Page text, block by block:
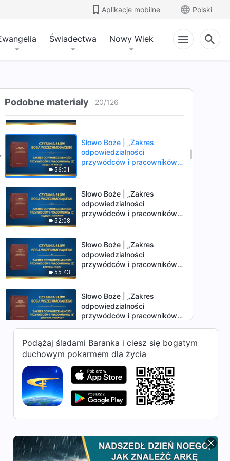
Aplikacje mobilne Polski
Świadectwa Nowy Wiek
Podobne materiały 20/126
przywódców i pracowników
Słowo Boże | „Zakres
odpowiedzialności
51:51
Słowo Boże | „Zakres
odpowiedzialności
56:01
Słowo Boże | „Zakres
odpowiedzialności
przywódców i pracowników
52:08
Słowo Boże | „Zakres
odpowiedzialności
przywódców i pracowników
55:43
Słowo Boże | „Zakres
odpowiedzialności
przywódców i pracowników
Słowo Boże | „Zakres
odpowiedzialności
przywódców i pracowników
32:07
Słowo Boże | „Zakres
odpowiedzialności
przywódców i pracowników
(6)” (Rozdział drugi)
Słowo Boże | „Zakres
odpowiedzialności
przywódców i pracowników
Słowo Boże | „Zakres
odpowiedzialności
Podążaj śladami Baranka i ciesz się bogatym
duchowym pokarmem dla życia